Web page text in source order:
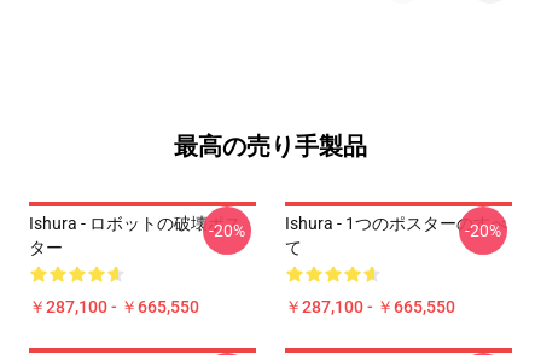
最高の売り手製品
Ishura - ロボットの破壊ポス
ター
￥287,100 - ￥665,550
-20%
Ishura - 1つのポスターのすべ
て
￥287,100 - ￥665,550
-20%